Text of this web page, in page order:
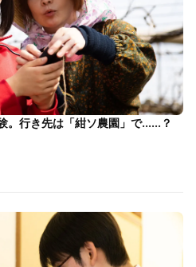
。行き先は「紺ソ農園」で……？